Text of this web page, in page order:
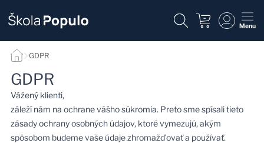
Menu
GDPR
GDPR
Vážený klienti,
záleží nám na ochrane vášho súkromia. Preto sme spísali tieto
zásady ochrany osobných údajov, ktoré vymezujú, akým
spôsobom budeme vaše údaje zhromažďovať a používať.